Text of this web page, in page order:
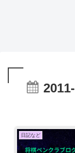
日記など